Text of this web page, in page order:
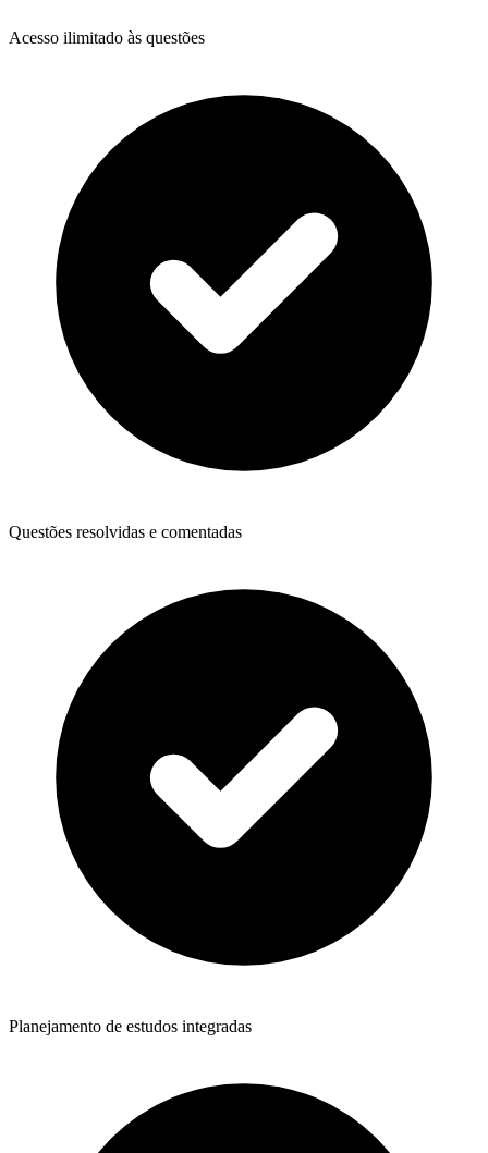
Acesso ilimitado às questões
Questões resolvidas e comentadas
Planejamento de estudos integradas